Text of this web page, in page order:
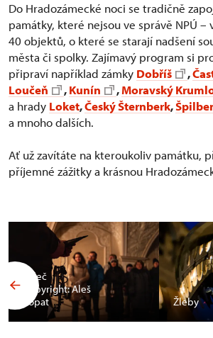
Do Hradozámecké noci se tradičně
památky, které nejsou ve správě NPÚ –
40 objektů, o které se starají nadšení
města či spolky. Zajímavý program si
připraví například zámky Dobříš ,
Loučeň
,Kunín ,Moravský
a hrady Loket,Český Šternberk,
a mnoho dalších.
Ať už zavítáte na kteroukoliv památku,
příjemné zážitky a krásnou
Valeč
Copyright: Aleš
Vopat
Žleby